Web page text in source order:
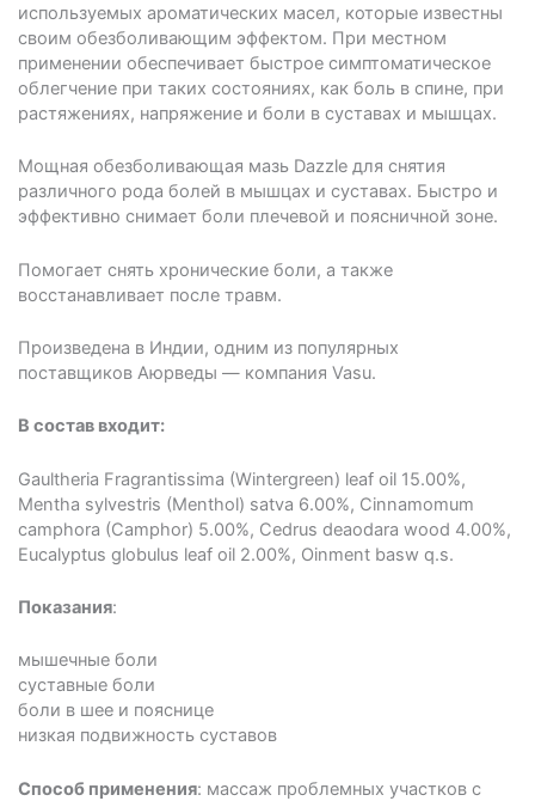
используемых ароматических масел, которые известны
своим обезболивающим эффектом. При местном
применении обеспечивает быстрое симптоматическое
облегчение при таких состояниях, как боль в спине, при
растяжениях, напряжение и боли в суставах и мышцах.
Мощная обезболивающая мазь Dazzle для снятия
различного рода болей в мышцах и суставах. Быстро и
эффективно снимает боли плечевой и поясничной зоне.
Помогает снять хронические боли, а также
восстанавливает после травм.
Произведена в Индии, одним из популярных
поставщиков Аюрведы — компания Vasu.
В состав входит:
Gaultheria Fragrantissima (Wintergreen) leaf oil 15.00%,
Mentha sylvestris (Menthol) satva 6.00%, Cinnamomum
camphora (Camphor) 5.00%, Cedrus deaodara wood 4.00%,
Eucalyptus globulus leaf oil 2.00%, Oinment basw q.s.
Показания:
мышечные боли
суставные боли
боли в шее и пояснице
низкая подвижность суставов
Способ применения: массаж проблемных участков с